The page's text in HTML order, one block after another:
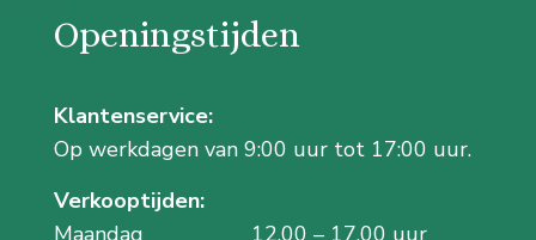
Openingstijden
Klantenservice:
Op werkdagen van 9:00 uur tot 17:00 uur.
Verkooptijden:
Maandag
12.00 – 17.00 uur